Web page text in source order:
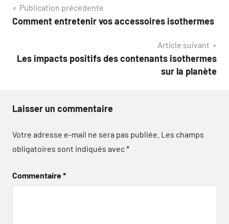
Navigation
de
Publication précédente
Comment entretenir vos accessoires isothermes
Article suivant
Les impacts positifs des contenants isothermes
sur la planète
Laisser un commentaire
Votre adresse e-mail ne sera pas publiée. Les champs
obligatoires sont indiqués avec*
Commentaire*